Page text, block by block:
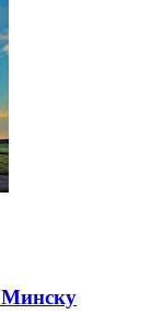
Минску